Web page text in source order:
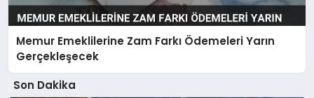
Memur Emeklilerine Zam Farkı Ödemeleri Yarın
Gerçekleşecek
Son Dakika